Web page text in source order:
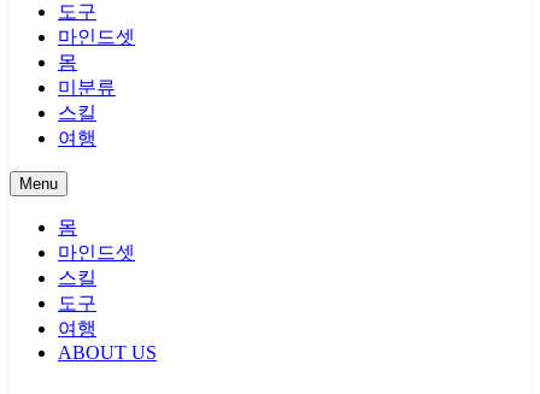
도구
마인드셋
몸
미분류
스킬
여행
Menu
몸
마인드셋
스킬
도구
여행
ABOUT US